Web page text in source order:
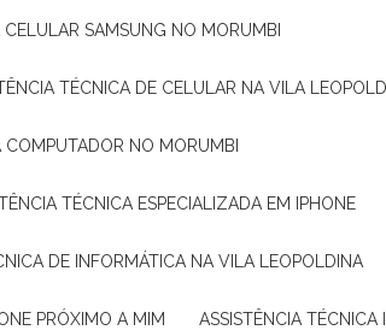
CELULAR SAMSUNG NO MORUMBI
TÉCNICA DE CELULAR NA VILA
COMPUTADOR NO MORUMBI
TÉCNICA ESPECIALIZADA EM IPHONE
DE INFORMÁTICA NA VILA LEOPOLDINA
PRÓXIMO A MIM ASSISTÊNCIA